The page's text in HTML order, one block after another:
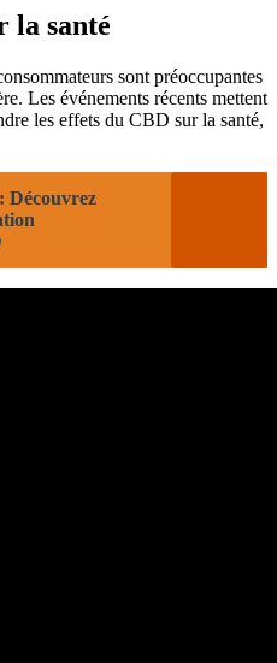
la santé
sont préoccupantes
Les événements récents mettent
les effets du CBD sur la santé,
Découvrez